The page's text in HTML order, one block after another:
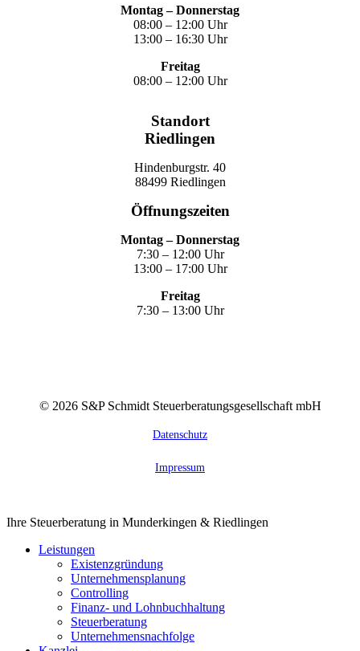
Montag – Donnerstag
08:00 – 12:00 Uhr
13:00 – 16:30 Uhr
Freitag
08:00 – 12:00 Uhr
Standort
Riedlingen
Hindenburgstr. 40
88499 Riedlingen
Öffnungszeiten
Montag – Donnerstag
7:30 – 12:00 Uhr
13:00 – 17:00 Uhr
Freitag
7:30 – 13:00 Uhr
© 2026S&P Schmidt Steuerberatungsgesellschaft mbH
Datenschutz
Impressum
Close
Ihre Steuerberatung in Munderkingen & Riedlingen
Leistungen
Existenzgründung
Unternehmensplanung
Controlling
Finanz- und Lohnbuchhaltung
Steuerberatung
Unternehmensnachfolge